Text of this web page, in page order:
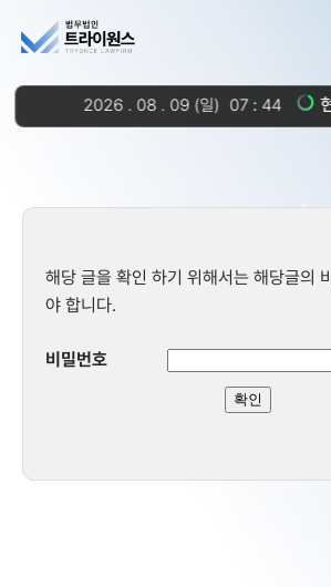
2026 . 08 . 09 (일) 07 : 44
해당 글을 확인 하기 위해서는 해당글의
야 합니다.
비밀번호